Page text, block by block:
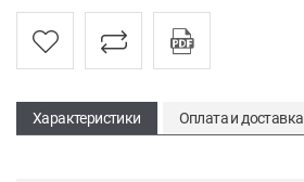
Характеристики Оплата и доставка